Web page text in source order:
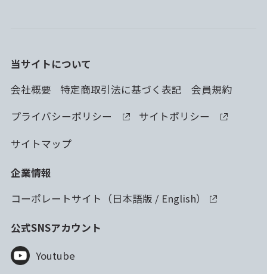
当サイトについて
会社概要
特定商取引法に基づく表記
会員規約
プライバシーポリシー
サイトポリシー
サイトマップ
企業情報
コーポレートサイト（日本語版 / English）
公式SNSアカウント
Youtube